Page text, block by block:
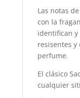
Las notas
con la
identifican y
resisentes y
perfume.
El clásico
cualquier